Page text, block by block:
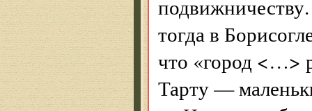
тогда в
что «город <…>
Тарту —